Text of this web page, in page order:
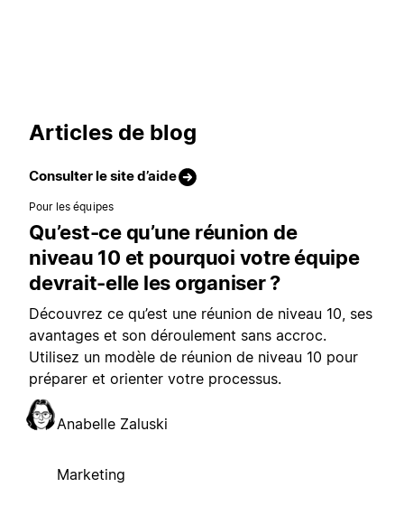
Articles de blog
Consulter le site d’aide
Pour les équipes
Qu’est-ce qu’une réunion de
niveau 10 et pourquoi votre équipe
devrait-elle les organiser ?
Découvrez ce qu’est une réunion de niveau 10, ses
avantages et son déroulement sans accroc.
Utilisez un modèle de réunion de niveau 10 pour
préparer et orienter votre processus.
Anabelle Zaluski
Marketing